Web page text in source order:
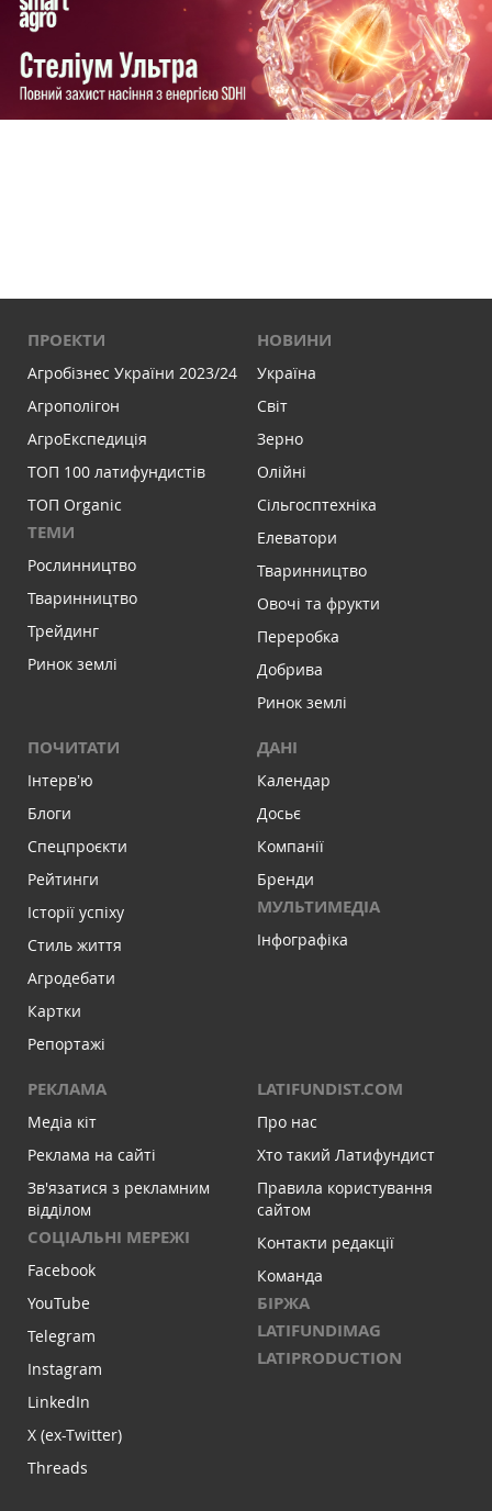
ПРОЕКТИ
Агробізнес України 2023/24
Агрополігон
АгроЕкспедиція
ТОП 100 латифундистів
ТОП Organic
ТЕМИ
Рослинництво
Тваринництво
Трейдинг
Ринок землі
НОВИНИ
Україна
Світ
Зерно
Олійні
Сільгосптехніка
Елеватори
Тваринництво
Овочі та фрукти
Переробка
Добрива
Ринок землі
ПОЧИТАТИ
Інтервʼю
Блоги
Спецпроєкти
Рейтинги
Історії успіху
Стиль життя
Агродебати
Картки
Репортажі
ДАНІ
Календар
Досьє
Компанії
Бренди
МУЛЬТИМЕДІА
Інфографіка
РЕКЛАМА
Медіа кіт
Реклама на сайті
Зв'язатися з рекламним
відділом
СОЦІАЛЬНІ МЕРЕЖІ
Facebook
YouTube
Telegram
Instagram
LinkedIn
X (ex-Twitter)
Threads
LATIFUNDIST.COM
Про нас
Хто такий Латифундист
Правила користування
сайтом
Контакти редакції
Команда
БІРЖА
LATIFUNDIMAG
LATIPRODUCTION